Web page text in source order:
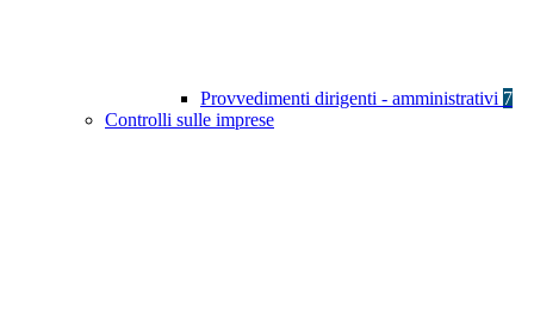
Provvedimenti dirigenti - amministrativi 7
Controlli sulle imprese